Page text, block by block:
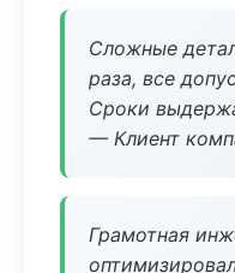
Сложные
раза, все
Сроки
— Клиент
Грамотная